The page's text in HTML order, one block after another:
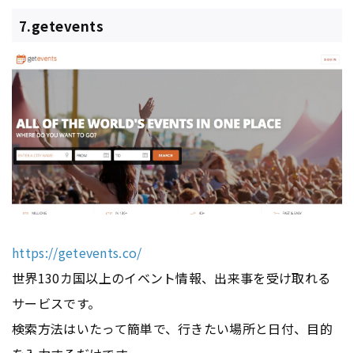
7.getevents
https://getevents.co/
世界130カ国以上のイベント情報、出来事を受け取れる
サービスです。
検索方法はいたって簡単で、行きたい場所と日付、目的